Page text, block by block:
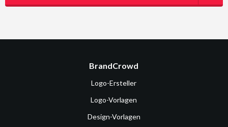
BrandCrowd
Logo-Ersteller
Logo-Vorlagen
Design-Vorlagen